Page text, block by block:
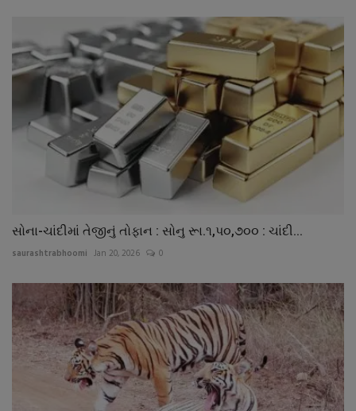
સોના-ચાંદીમાં તેજીનું તોફાન : સોનુ રૂા.૧,પ૦,૭૦૦ : ચાંદી...
saurashtrabhoomi Jan 20, 2026 0